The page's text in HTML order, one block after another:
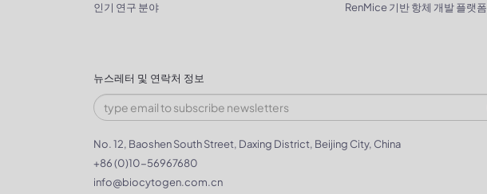
인기 연구 분야
RenMice 기반 항체 개발 플랫폼
뉴스레터 및 연락처 정보
No. 12, Baoshen South Street, Daxing District, Beijing City, China
+86 (0)10-56967680
info@biocytogen.com.cn